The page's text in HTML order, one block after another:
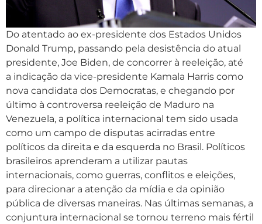
Do atentado ao ex-presidente dos Estados Unidos
Donald Trump, passando pela desistência do atual
presidente, Joe Biden, de concorrer à reeleição, até
a indicação da vice-presidente Kamala Harris como
nova candidata dos Democratas, e chegando por
último à controversa reeleição de Maduro na
Venezuela, a política internacional tem sido usada
como um campo de disputas acirradas entre
políticos da direita e da esquerda no Brasil. Políticos
brasileiros aprenderam a utilizar pautas
internacionais, como guerras, conflitos e eleições,
para direcionar a atenção da mídia e da opinião
pública de diversas maneiras. Nas últimas semanas, a
conjuntura internacional se tornou terreno mais fértil